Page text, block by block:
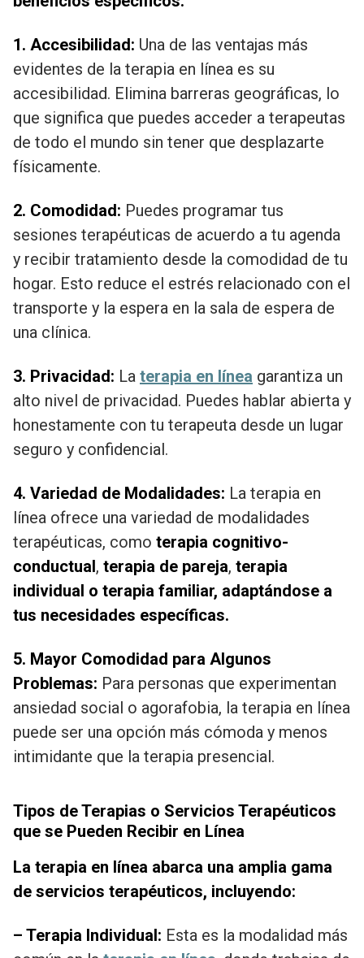
1. Accesibilidad: Una de las ventajas más
evidentes de la terapia en línea es su
accesibilidad. Elimina barreras geográficas, lo
que significa que puedes acceder a terapeutas
de todo el mundo sin tener que desplazarte
físicamente.
2. Comodidad: Puedes programar tus
sesiones terapéuticas de acuerdo a tu agenda
y recibir tratamiento desde la comodidad de tu
hogar. Esto reduce el estrés relacionado con el
transporte y la espera en la sala de espera de
una clínica.
3. Privacidad: La terapia en línea garantiza un
alto nivel de privacidad. Puedes hablar abierta y
honestamente con tu terapeuta desde un lugar
seguro y confidencial.
4. Variedad de Modalidades: La terapia en
línea ofrece una variedad de modalidades
terapéuticas, como terapia cognitivo-
conductual, terapia de pareja, terapia
individual o terapia familiar, adaptándose a
tus necesidades específicas.
5. Mayor Comodidad para Algunos
Problemas: Para personas que experimentan
ansiedad social o agorafobia, la terapia en línea
puede ser una opción más cómoda y menos
intimidante que la terapia presencial.
Tipos de Terapias o Servicios Terapéuticos
que se Pueden Recibir en Línea
La terapia en línea abarca una amplia gama
de servicios terapéuticos, incluyendo:
– Terapia Individual: Esta es la modalidad más